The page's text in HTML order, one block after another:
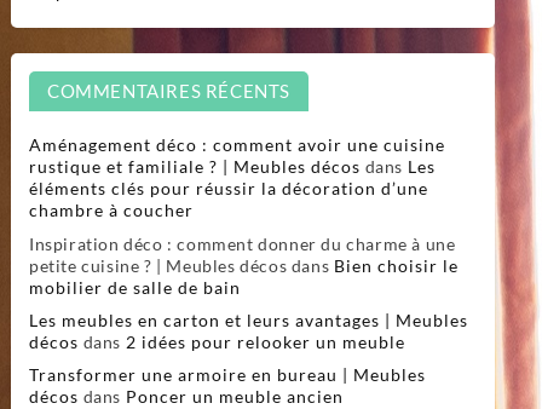
COMMENTAIRES RÉCENTS
Aménagement déco : comment avoir une cuisine
rustique et familiale ? | Meubles décos dans Les
éléments clés pour réussir la décoration d’une
chambre à coucher
Inspiration déco : comment donner du charme à une
petite cuisine ? | Meubles décos dans Bien choisir le
mobilier de salle de bain
Les meubles en carton et leurs avantages | Meubles
décos dans 2 idées pour relooker un meuble
Transformer une armoire en bureau | Meubles
décos dans Poncer un meuble ancien